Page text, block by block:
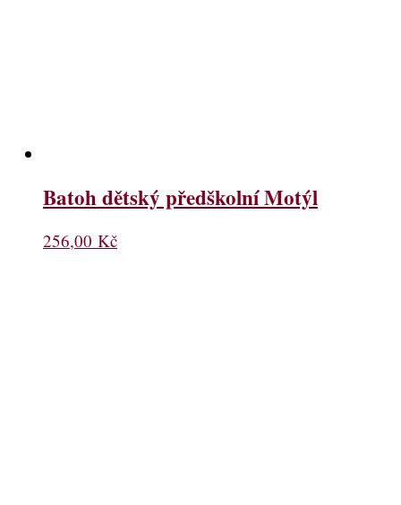
Batoh dětský předškolní Motýl
256,00 Kč